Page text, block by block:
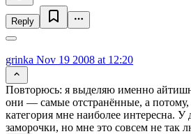
Reply
grinka Nov 19 2008 at 12:20
Повторюсь: я выделяю именно
они — самые отстранённые, а потому,
категория мне наиболее интересна. У
заморочки, но мне это совсем не так